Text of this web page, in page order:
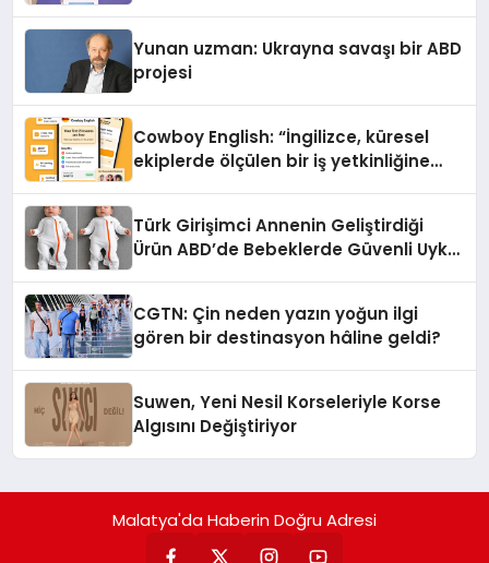
Yunan uzman: Ukrayna savaşı bir ABD
projesi
Cowboy English: “İngilizce, küresel
ekiplerde ölçülen bir iş yetkinliğine
Türk Girişimci Annenin Geliştirdiği
Ürün ABD’de Bebeklerde Güvenli Uyku
CGTN: Çin neden yazın yoğun ilgi
gören bir destinasyon hâline geldi?
Suwen, Yeni Nesil Korseleriyle Korse
Algısını Değiştiriyor
Malatya'da Haberin Doğru Adresi